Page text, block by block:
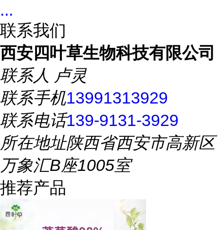
...
联系我们
西安四叶草生物科技有限公司
联系人 卢灵
联系手机13991313929
联系电话139-9131-3929
所在地址陕西省西安市高新区
万象汇B座1005室
推荐产品